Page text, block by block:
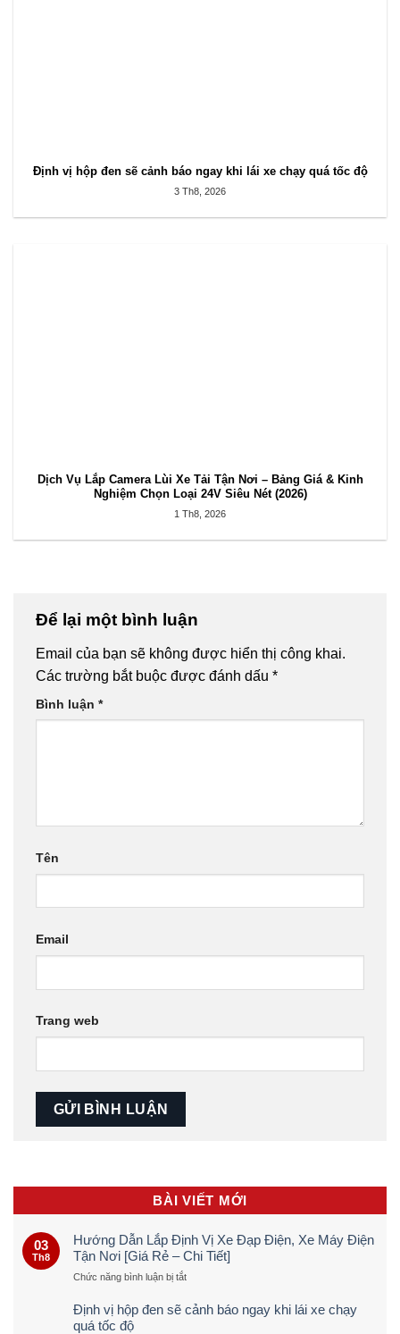
Định vị hộp đen sẽ cảnh báo ngay khi lái xe chạy quá tốc độ
3 Th8, 2026
Dịch Vụ Lắp Camera Lùi Xe Tải Tận Nơi – Bảng Giá & Kinh
Nghiệm Chọn Loại 24V Siêu Nét (2026)
1 Th8, 2026
Để lại một bình luận
Email của bạn sẽ không được hiển thị công khai.
Các trường bắt buộc được đánh dấu *
Bình luận *
Tên
Email
Trang web
BÀI VIẾT MỚI
03
Th8
Hướng Dẫn Lắp Định Vị Xe Đạp Điện, Xe Máy Điện
Tận Nơi [Giá Rẻ – Chi Tiết]
Chức năng bình luận bị tắtở
Dẫn
Định vị hộp đen sẽ cảnh báo ngay khi lái xe chạy
quá tốc độ